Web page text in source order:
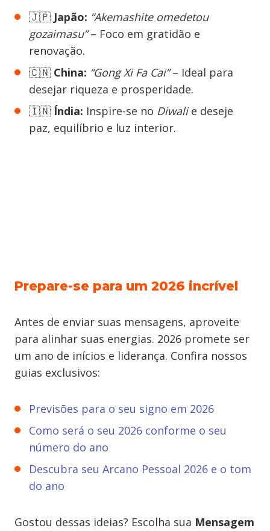
🇯🇵 Japão: “Akemashite omedetou
gozaimasu”– Foco em gratidão e
renovação.
🇨🇳 China: “Gong Xi Fa Cai”– Ideal para
desejar riqueza e prosperidade.
🇮🇳 Índia: Inspire-se no Diwalie deseje
paz, equilíbrio e luz interior.
Prepare-se para um 2026 incrível
Antes de enviar suas mensagens, aproveite
para alinhar suas energias. 2026 promete ser
um ano de inícios e liderança. Confira nossos
guias exclusivos:
Previsões para o seu signo em 2026
Como será o seu 2026 conforme o seu
número do ano
Descubra seu Arcano Pessoal 2026 e o tom
do ano
Gostou dessas ideias? Escolha sua Mensagem